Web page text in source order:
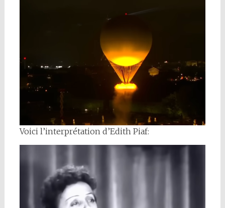
Voici l’interprétation d’Edith Piaf: